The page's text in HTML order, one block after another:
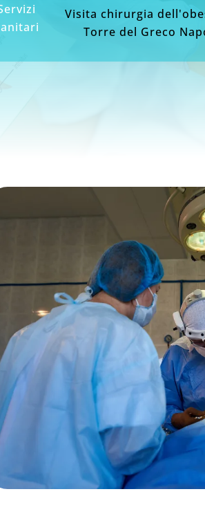
Visita chirurgia
Torre del Greco